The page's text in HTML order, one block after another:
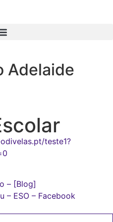
Adelaide
teste1?
– [Blog]
– ESO – Facebook